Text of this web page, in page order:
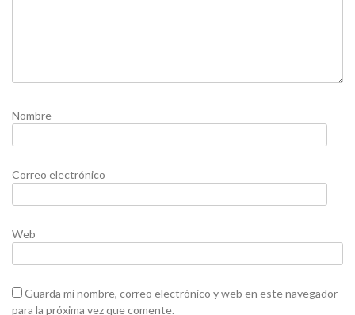
Nombre
Correo electrónico
Web
Guarda mi nombre, correo electrónico y web en este navegador
para la próxima vez que comente.